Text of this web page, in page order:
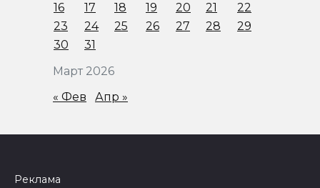
Март 2026
16
17 18 19 20 21
22
23
24 25 26 27 28
29
30
31
« Фев Апр »
Реклама